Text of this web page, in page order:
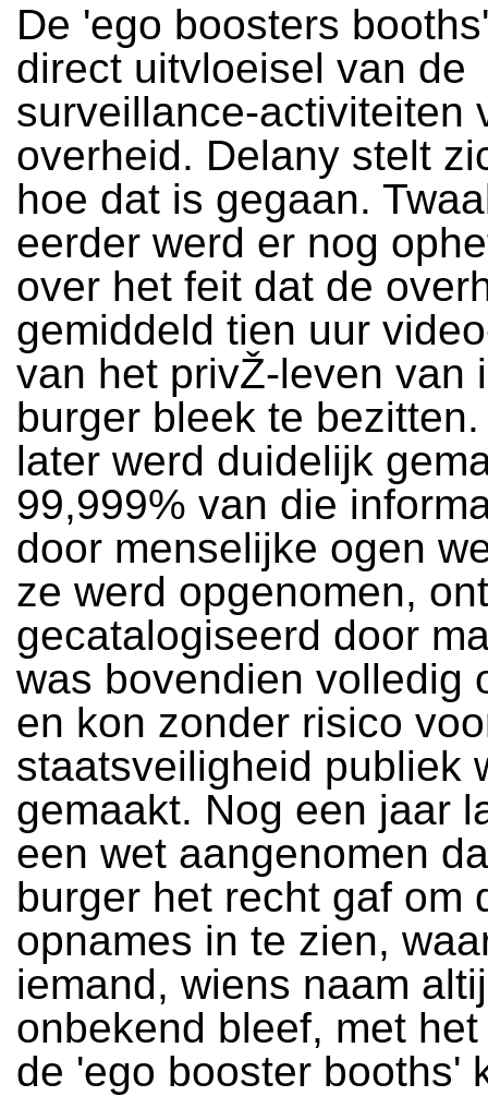
De 'ego boosters
direct uitvloeisel van de
surveillance-activiteiten
overheid. Delany stelt
hoe dat is gegaan.
eerder werd er nog
over het feit dat de
gemiddeld tien uur
van het privŽ-leven van
burger bleek te
later werd duidelijk
99,999% van die
door menselijke ogen
ze werd opgenomen,
gecatalogiseerd door
was bovendien volledig
en kon zonder risico
staatsveiligheid publiek
gemaakt. Nog een jaar
een wet aangenomen
burger het recht gaf om
opnames in te zien,
iemand, wiens naam
onbekend bleef, met
de 'ego booster booths'